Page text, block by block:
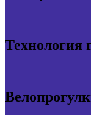
Технология